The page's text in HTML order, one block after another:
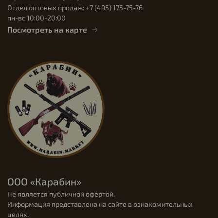
Отдел оптовых продаж: +7 (495) 175-75-76
пн-вс 10:00-20:00
Посмотреть на карте
ООО «Карабин»
Не является публичной офертой.
Информация представлена на сайте в ознакомительных
целях.